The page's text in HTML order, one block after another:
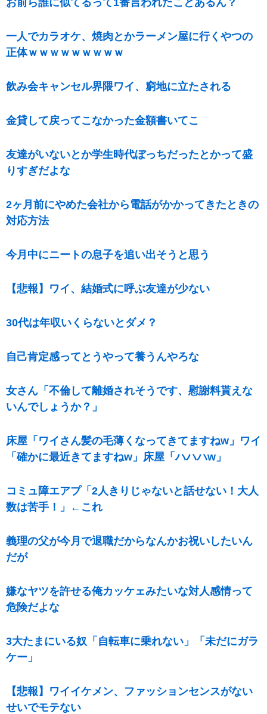
お前ら誰に似てるって1番言われたことあるん？
一人でカラオケ、焼肉とかラーメン屋に行くやつの
正体ｗｗｗｗｗｗｗｗｗ
飲み会キャンセル界隈ワイ、窮地に立たされる
金貸して戻ってこなかった金額書いてこ
友達がいないとか学生時代ぼっちだったとかって盛
りすぎだよな
2ヶ月前にやめた会社から電話がかかってきたときの
対応方法
今月中にニートの息子を追い出そうと思う
【悲報】ワイ、結婚式に呼ぶ友達が少ない
30代は年収いくらないとダメ？
自己肯定感ってとうやって養うんやろな
女さん「不倫して離婚されそうです、慰謝料貰えな
いんでしょうか？」
床屋「ワイさん髪の毛薄くなってきてますねw」ワイ
「確かに最近きてますねw」床屋「ハハハw」
コミュ障エアプ「2人きりじゃないと話せない！大人
数は苦手！」←これ
義理の父が今月で退職だからなんかお祝いしたいん
だが
嫌なヤツを許せる俺カッケェみたいな対人感情って
危険だよな
3大たまにいる奴「自転車に乗れない」「未だにガラ
ケー」
【悲報】ワイイケメン、ファッションセンスがない
せいでモテない